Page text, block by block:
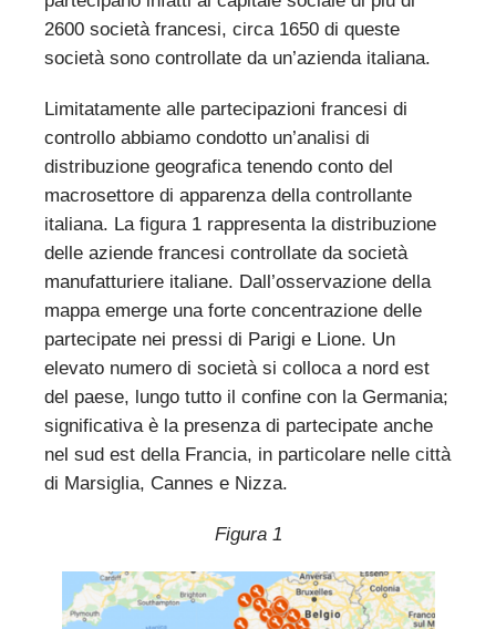
2600 società francesi, circa 1650 di queste
società sono controllate da un’azienda italiana.
Limitatamente alle partecipazioni francesi di
controllo abbiamo condotto un’analisi di
distribuzione geografica tenendo conto del
macrosettore di apparenza della controllante
italiana. La figura 1 rappresenta la distribuzione
delle aziende francesi controllate da società
manufatturiere italiane. Dall’osservazione della
mappa emerge una forte concentrazione delle
partecipate nei pressi di Parigi e Lione. Un
elevato numero di società si colloca a nord est
del paese, lungo tutto il confine con la Germania;
significativa è la presenza di partecipate anche
nel sud est della Francia, in particolare nelle città
di Marsiglia, Cannes e Nizza.
Figura 1